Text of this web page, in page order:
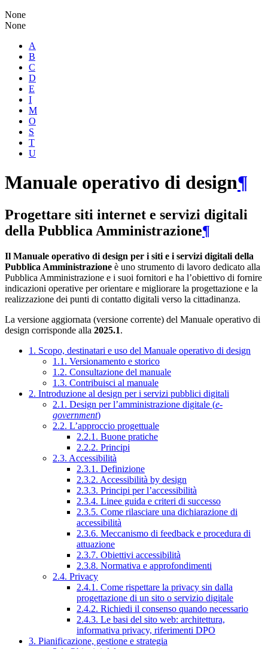
None
None
A
B
C
D
E
I
M
O
S
T
U
Manuale operativo di design¶
Progettare siti internet e servizi digitali
della Pubblica Amministrazione¶
Il Manuale operativo di design per i siti e i servizi digitali della
Pubblica Amministrazione è uno strumento di lavoro dedicato alla
Pubblica Amministrazione e i suoi fornitori e ha l’obiettivo di fornire
indicazioni operative per orientare e migliorare la progettazione e la
realizzazione dei punti di contatto digitali verso la cittadinanza.
La versione aggiornata (versione corrente) del Manuale operativo di
design corrisponde alla 2025.1.
1. Scopo, destinatari e uso del Manuale operativo di design
1.1. Versionamento e storico
1.2. Consultazione del manuale
1.3. Contribuisci al manuale
2. Introduzione al design per i servizi pubblici digitali
2.1. Design per l’amministrazione digitale (e-
government)
2.2. L’approccio progettuale
2.2.1. Buone pratiche
2.2.2. Principi
2.3. Accessibilità
2.3.1. Definizione
2.3.2. Accessibilità by design
2.3.3. Principi per l’accessibilità
2.3.4. Linee guida e criteri di successo
2.3.5. Come rilasciare una dichiarazione di
accessibilità
2.3.6. Meccanismo di feedback e procedura di
attuazione
2.3.7. Obiettivi accessibilità
2.3.8. Normativa e approfondimenti
2.4. Privacy
2.4.1. Come rispettare la privacy sin dalla
progettazione di un sito o servizio digitale
2.4.2. Richiedi il consenso quando necessario
2.4.3. Le basi del sito web: architettura,
informativa privacy, riferimenti DPO
3. Pianificazione, gestione e strategia